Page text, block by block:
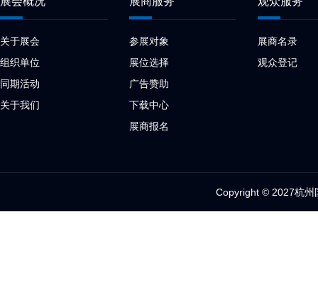
关于展会
组织单位
同期活动
关于我们
参展对象
展位选择
广告赞助
下载中心
展商报名
展商名录
观众登记
Copyright © 2027杭州